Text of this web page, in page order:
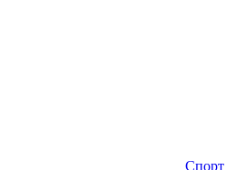
Спорт